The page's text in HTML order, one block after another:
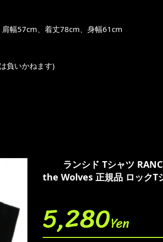
幅57cm、着丈78cm、身幅61cm
負いかねます)
ランシド Tシャツ
the Wolves 正規品 ロックT
5,280Yen